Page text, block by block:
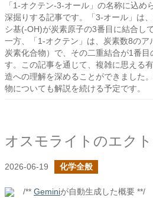
「1-オクテン-3-オール」の名称に込め
深掘りする記事です。「3-オール」は
シ基(-OH)が炭素原子の3番目に結合し
一方、「1-オクテン」は、炭素数8のア
炭素化合物）で、その二重結合が1番目
す。この記事を通じて、複雑に思える
造への理解を深めることができました
物についても解説を続ける予定です。
オスモライトのエク
2026-06-19 化学全般
/** Geminiが自動生成した概要 **/